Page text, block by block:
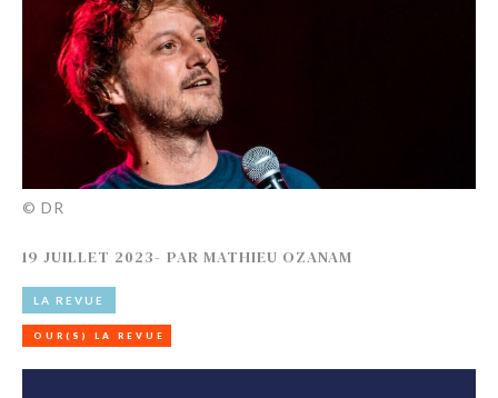
© DR
19 JUILLET 2023- PAR MATHIEU OZANAM
LA REVUE
OUR(S) LA REVUE